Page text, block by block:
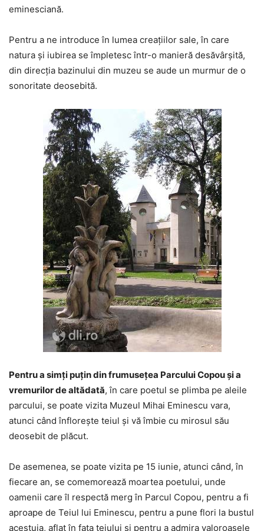
eminesciană.
Pentru a ne introduce în lumea creaţiilor sale, în care
natura şi iubirea se împletesc într-o manieră desăvârșită,
din direcţia bazinului din muzeu se aude un murmur de o
sonoritate deosebită.
Pentru a simţi puţin din frumuseţea Parcului Copou şi a
vremurilor de altădată, în care poetul se plimba pe aleile
parcului, se poate vizita Muzeul Mihai Eminescu vara,
atunci când înfloreşte teiul şi vă îmbie cu mirosul său
deosebit de plăcut.
De asemenea, se poate vizita pe 15 iunie, atunci când, în
fiecare an, se comemorează moartea poetului, unde
oamenii care îl respectă merg în Parcul Copou, pentru a fi
aproape de Teiul lui Eminescu, pentru a pune flori la bustul
acestuia, aflat în fața teiului şi pentru a admira valoroasele